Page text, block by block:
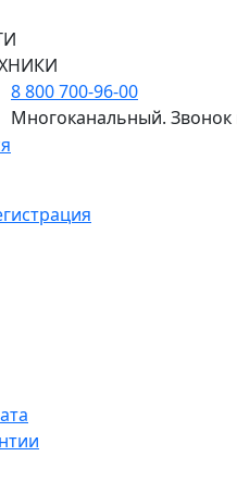
8 800 700-96-00
Многоканальный.